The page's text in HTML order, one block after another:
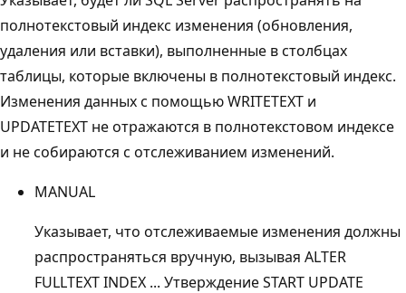
полнотекстовый индекс изменения (обновления,
удаления или вставки), выполненные в столбцах
таблицы, которые включены в полнотекстовый индекс.
Изменения данных с помощью WRITETEXT и
UPDATETEXT не отражаются в полнотекстовом индексе
и не собираются с отслеживанием изменений.
MANUAL
Указывает, что отслеживаемые изменения должны
распространяться вручную, вызывая ALTER
FULLTEXT INDEX ... Утверждение START UPDATE